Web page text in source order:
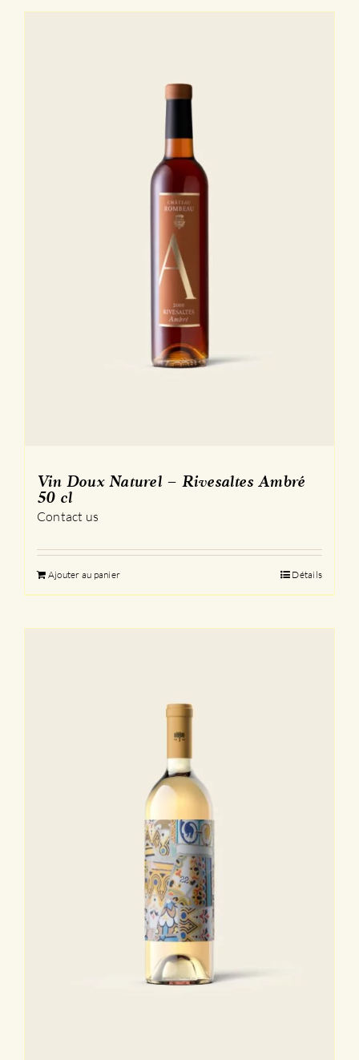
Vin Doux Naturel – Rivesaltes Ambré
50 cl
Contact us
Ajouter au panier Détails